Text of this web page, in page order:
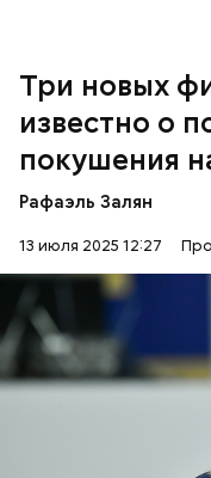
Три новых
известно о
покушения
Рафаэль Залян
13 июля 2025 12:27
Курировала
финансировала их
Служба